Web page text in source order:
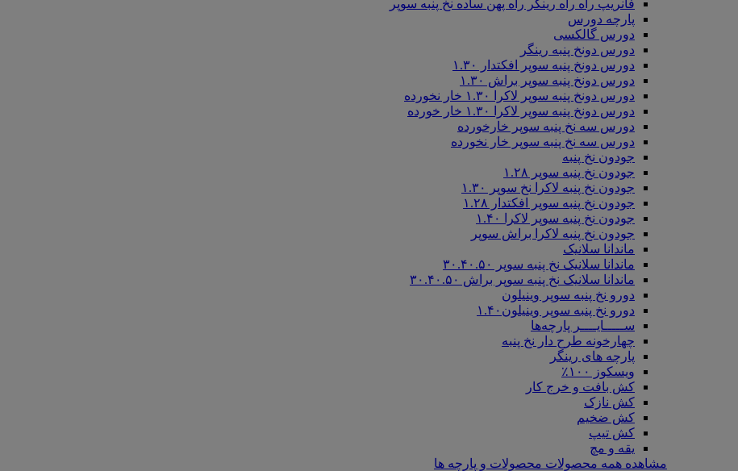
فانریپ راه راه رینگر راه پهن ساده نخ پنبه سوپر
پارچه دورس
دورس گالکسی
دورس دونخ پنبه رینگر
دورس دونخ پنبه سوپر افکتدار ۱.۳۰
دورس دونخ پنبه سوپر براش ۱.۳۰
دورس دونخ پنبه سوپر لاکرا ۱.۳۰ خار نخورده
دورس دونخ پنبه سوپر لاکرا ۱.۳۰ خار خورده
دورس سه نخ پنبه سوپر خارخورده
دورس سه نخ پنبه سوپر خار نخورده
جودون نخ پنبه
جودون نخ پنبه سوپر ۱.۲۸
جودون نخ پنبه لاکرا نخ سوپر ۱.۳۰
جودون نخ پنبه سوپر افکتدار ۱.۲۸
جودون نخ پنبه سوپر لاکرا ۱.۴۰
جودون نخ پنبه لاکرا براش سوپر
ماندانا سلانیک
ماندانا سلانیک نخ پنبه سوپر ۳۰.۴۰.۵۰
ماندانا سلانیک نخ پنبه سوپر براش ۳۰.۴۰.۵۰
دورو نخ پنبه سوپر وینیلون
دورو نخ پنبه سوپر وینیلون۱.۴۰
ســـــایــــر پارچه‌ها
چهارخونه طرح دار نخ پنبه
پارچه های رینگر
ویسکوز ۱۰۰٪
کش بافت و خرج کار
کش نازک
کش ضخیم
کش تیپ
یقه و مچ
مشاهده همه محصولات محصولات و پارچه ها